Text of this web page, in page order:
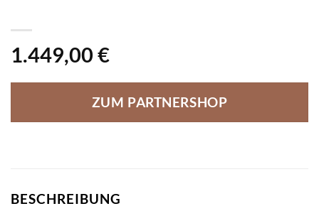
1.449,00 €
ZUM PARTNERSHOP
BESCHREIBUNG